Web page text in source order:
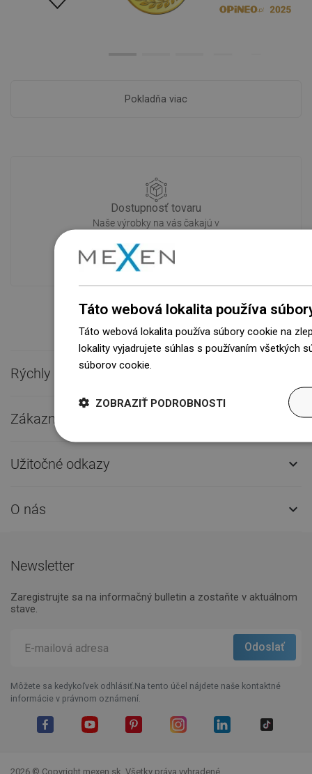
Pokladňa viac
Dostupnosť tovaru
Naše výrobky na vás čakajú v
prepravu!
Rýchly kontakt
Zákaznícky servis 
Užitočné odkazy 
O nás 
Newsletter
Zaregistrujte sa na informačný bulletin a zostaňte v aktuálnom
stave.
Môžete sa kedykoľvek odhlásiť.Na tento účel nájdete naše kontaktné
informácie v právnom oznámení.
2026 © Copyright mexen.sk. Všetky práva vyhradené.
Táto webová lokalita používa
Táto webová lokalita používa súbory cookie na
lokality vyjadrujete súhlas s používaním všetkých
súborov cookie.
ZOBRAZIŤ PODROBNOSTI